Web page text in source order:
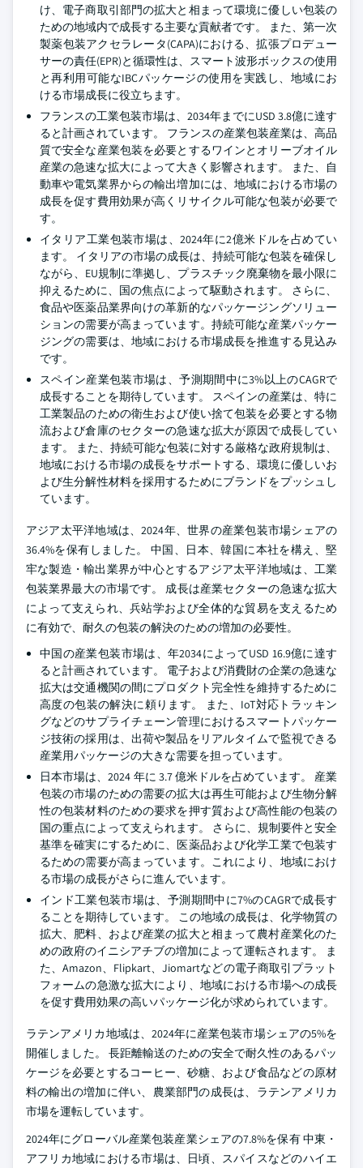
け、電子商取引部門の拡大と相まって環境に優しい包装の
ための地域内で成長する主要な貢献者です。 また、第一次
製薬包装アクセラレータ(CAPA)における、拡張プロデュー
サーの責任(EPR)と循環性は、スマート波形ボックスの使用
と再利用可能なIBCパッケージの使用を実践し、地域にお
ける市場成長に役立ちます。
フランスの工業包装市場は、2034年までにUSD 3.8億に達す
ると計画されています。 フランスの産業包装産業は、高品
質で安全な産業包装を必要とするワインとオリーブオイル
産業の急速な拡大によって大きく影響されます。 また、自
動車や電気業界からの輸出増加には、地域における市場の
成長を促す費用効果が高くリサイクル可能な包装が必要で
す。
イタリア工業包装市場は、2024年に2億米ドルを占めてい
ます。 イタリアの市場の成長は、持続可能な包装を確保し
ながら、EU規制に準拠し、プラスチック廃棄物を最小限に
抑えるために、国の焦点によって駆動されます。 さらに、
食品や医薬品業界向けの革新的なパッケージングソリュー
ションの需要が高まっています。持続可能な産業パッケー
ジングの需要は、地域における市場成長を推進する見込み
です。
スペイン産業包装市場は、予測期間中に3%以上のCAGRで
成長することを期待しています。 スペインの産業は、特に
工業製品のための衛生および使い捨て包装を必要とする物
流および倉庫のセクターの急速な拡大が原因で成長してい
ます。 また、持続可能な包装に対する厳格な政府規制は、
地域における市場の成長をサポートする、環境に優しいお
よび生分解性材料を採用するためにブランドをプッシュし
ています。
アジア太平洋地域は、2024年、世界の産業包装市場シェアの
36.4%を保有しました。 中国、日本、韓国に本社を構え、堅
牢な製造・輸出業界が中心とするアジア太平洋地域は、工業
包装業界最大の市場です。 成長は産業セクターの急速な拡大
によって支えられ、兵站学および全体的な貿易を支えるため
に有効で、耐久の包装の解決のための増加の必要性。
中国の産業包装市場は、年2034によってUSD 16.9億に達す
ると計画されています。 電子および消費財の企業の急速な
拡大は交通機関の間にプロダクト完全性を維持するために
高度の包装の解決に頼ります。 また、IoT対応トラッキン
グなどのサプライチェーン管理におけるスマートパッケー
ジ技術の採用は、出荷や製品をリアルタイムで監視できる
産業用パッケージの大きな需要を担っています。
日本市場は、2024 年に 3.7 億米ドルを占めています。 産業
包装の市場のための需要の拡大は再生可能および生物分解
性の包装材料のための要求を押す質および高性能の包装の
国の重点によって支えられます。 さらに、規制要件と安全
基準を確実にするために、医薬品および化学工業で包装す
るための需要が高まっています。これにより、地域におけ
る市場の成長がさらに進んでいます。
インド工業包装市場は、予測期間中に7%のCAGRで成長す
ることを期待しています。 この地域の成長は、化学物質の
拡大、肥料、および産業の拡大と相まって農村産業化のた
めの政府のイニシアチブの増加によって運転されます。 ま
た、Amazon、Flipkart、Jiomartなどの電子商取引プラット
フォームの急激な拡大により、地域における市場への成長
を促す費用効果の高いパッケージ化が求められています。
ラテンアメリカ地域は、2024年に産業包装市場シェアの5%を
開催しました。 長距離輸送のための安全で耐久性のあるパッ
ケージを必要とするコーヒー、砂糖、および食品などの原材
料の輸出の増加に伴い、農業部門の成長は、ラテンアメリカ
市場を運転しています。
2024年にグローバル産業包装産業シェアの7.8%を保有 中東・
アフリカ地域における市場は、日頃、スパイスなどのハイエ